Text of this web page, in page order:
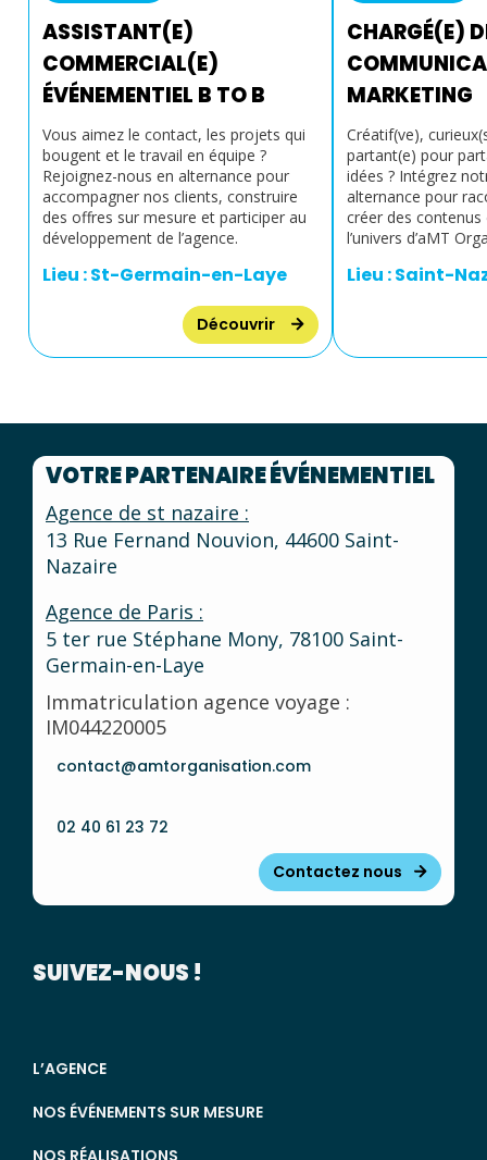
ASSISTANT(E)
COMMERCIAL(E)
ÉVÉNEMENTIEL B TO B
Vous aimez le contact, les projets qui
bougent et le travail en équipe ?
Rejoignez-nous en alternance pour
accompagner nos clients, construire
des offres sur mesure et participer au
développement de l’agence.
Lieu : St-Germain-en-Laye
Découvrir
CHARGÉ(E)
MARKETING
Créatif(ve),
partant(e) pour
idées ? Intégrez
alternance pour
créer des
l’univers d’aMT
Lieu : Saint-
VOTRE PARTENAIRE ÉVÉNEMENTIEL
Agence de st nazaire :
13 Rue Fernand Nouvion, 44600 Saint-
Nazaire
Agence de Paris :
5 ter rue Stéphane Mony, 78100 Saint-
Germain-en-Laye
Immatriculation agence voyage :
IM044220005
contact@amtorganisation.com
02 40 61 23 72
Contactez nous
SUIVEZ-NOUS !
L’AGENCE
NOS ÉVÉNEMENTS SUR MESURE
NOS RÉALISATIONS